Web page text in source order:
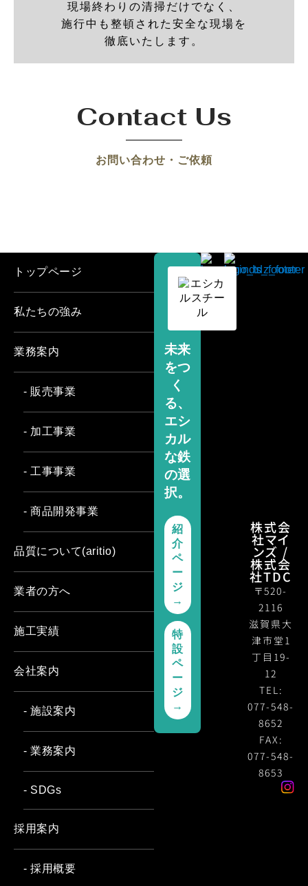
現場終わりの清掃だけでなく、
施行中も整頓された安全な現場を
徹底いたします。
Contact Us
お問い合わせ・ご依頼
株式会
社マイ
ンズ /
株式会
社TDC
〒520-
2116
滋賀県大
津市堂1
丁目19-
12
TEL:
077-548-
8652
FAX:
077-548-
8653
未来
をつ
く
る、
エシ
カル
な鉄
の選
択。
紹
介
ペ
ー
ジ
→
特
設
ペ
ー
ジ
→
トップページ
私たちの強み
業務案内
- 販売事業
- 加工事業
- 工事事業
- 商品開発事業
品質について(aritio)
業者の方へ
施工実績
会社案内
- 施設案内
- 業務案内
- SDGs
採用案内
- 採用概要